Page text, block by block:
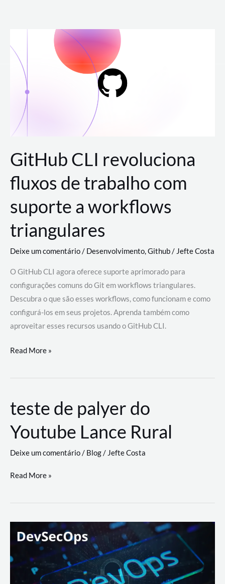
para
conteúdo
GitHub CLI revoluciona
fluxos de trabalho com
suporte a workflows
triangulares
Deixe um comentário/ Desenvolvimento,Github/ Jefte Costa
O GitHub CLI agora oferece suporte aprimorado para
configurações comuns do Git em workflows triangulares.
Descubra o que são esses workflows, como funcionam e como
configurá-los em seus projetos. Aprenda também como
aproveitar esses recursos usando o GitHub CLI.
GitHub
revoluciona
de
trabalho
com
a
workflows
Read More »
teste de palyer do
Youtube Lance Rural
Deixe um comentário/ Blog/ Jefte Costa
teste
palyer
Lance
Rural
Read More »